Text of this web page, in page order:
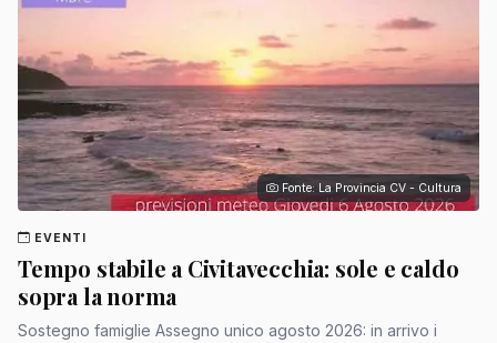
Fonte: La Provincia CV - Cultura
EVENTI
Tempo stabile a Civitavecchia: sole e caldo
sopra la norma
Sostegno famiglie Assegno unico agosto 2026: in arrivo i